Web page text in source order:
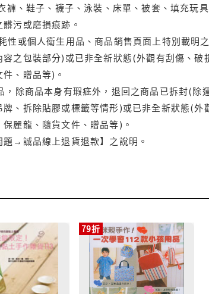
、鞋子、襪子、泳裝、床單、被套、填充玩
污或磨損痕跡。
性或個人衛生用品、商品銷售頁面上特別載明
之包裝部分)或已非全新狀態(外觀有刮傷、
、贈品等)。
，除商品本身有瑕疵外，退回之商品已拆封(
、拆除貼膠或標籤等情形)或已非全新狀態(
麗龍、隨貨文件、贈品等)。
→誠品線上退貨退款】之說明。
79折